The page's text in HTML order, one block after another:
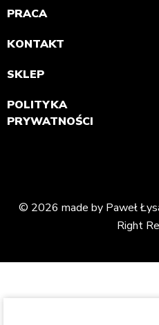
PRACA
KONTAKT
SKLEP
POLITYKA
PRYWATNOŚCI
© 2026 made by Paweł
Right